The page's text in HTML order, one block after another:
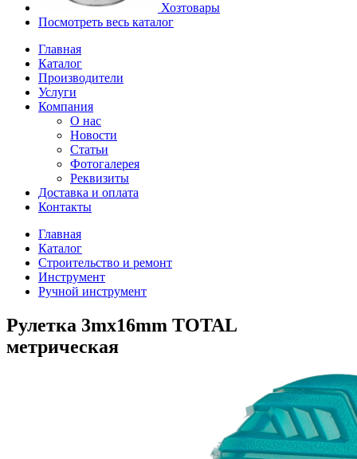
Хозтовары
Посмотреть весь каталог
Главная
Каталог
Производители
Услуги
Компания
О нас
Новости
Статьи
Фотогалерея
Реквизиты
Доставка и оплата
Контакты
Главная
Каталог
Строительство и ремонт
Инструмент
Ручной инструмент
Рулетка 3mx16mm TOTAL
метрическая